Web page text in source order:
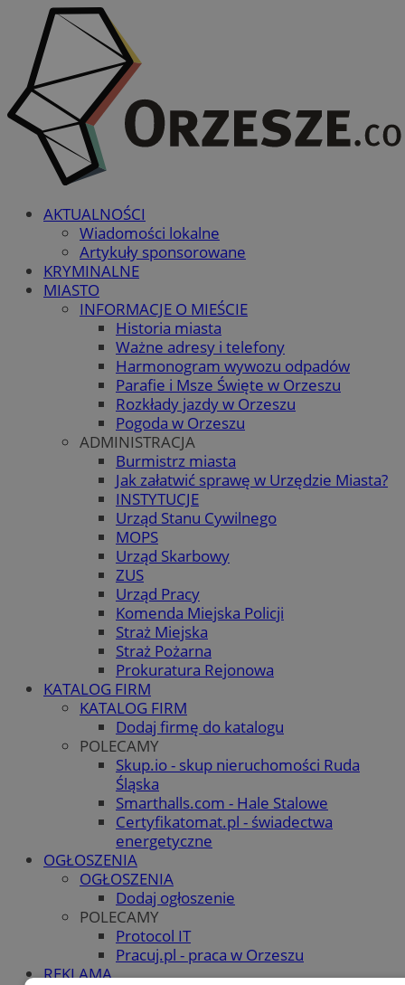
AKTUALNOŚCI
Wiadomości lokalne
Artykuły sponsorowane
KRYMINALNE
MIASTO
INFORMACJE O MIEŚCIE
Historia miasta
Ważne adresy i telefony
Harmonogram wywozu odpadów
Parafie i Msze Święte w Orzeszu
Rozkłady jazdy w Orzeszu
Pogoda w Orzeszu
ADMINISTRACJA
Burmistrz miasta
Jak załatwić sprawę w Urzędzie Miasta?
INSTYTUCJE
Urząd Stanu Cywilnego
MOPS
Urząd Skarbowy
ZUS
Urząd Pracy
Komenda Miejska Policji
Straż Miejska
Straż Pożarna
Prokuratura Rejonowa
KATALOG FIRM
KATALOG FIRM
Dodaj firmę do katalogu
POLECAMY
Skup.io - skup nieruchomości Ruda
Śląska
Smarthalls.com - Hale Stalowe
Certyfikatomat.pl - świadectwa
energetyczne
OGŁOSZENIA
OGŁOSZENIA
Dodaj ogłoszenie
POLECAMY
Protocol IT
Pracuj.pl - praca w Orzeszu
REKLAMA